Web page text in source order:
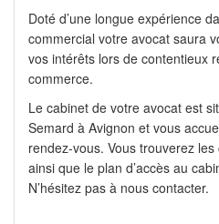
Doté d’une longue expérience
commercial votre avocat saura
vos intérêts lors de contentieux
commerce.
Le cabinet de votre avocat est
Semard à Avignon et vous
rendez-vous. Vous trouverez
ainsi que le plan d’accès au
N’hésitez pas à nous contacter.